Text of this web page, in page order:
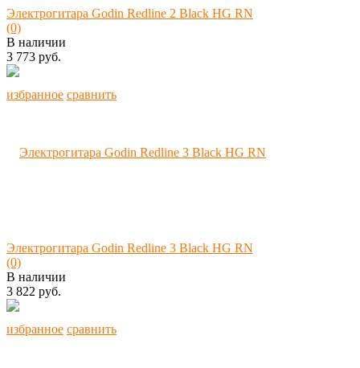
избранное сравнить
Электрогитара Godin Redline 2 Black HG RN
(0)
В наличии
3 773 руб.
избранное сравнить
Электрогитара Godin Redline 3 Black HG RN
(0)
В наличии
3 822 руб.